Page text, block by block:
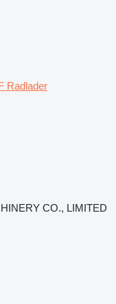
Radlader
CO., LIMITED